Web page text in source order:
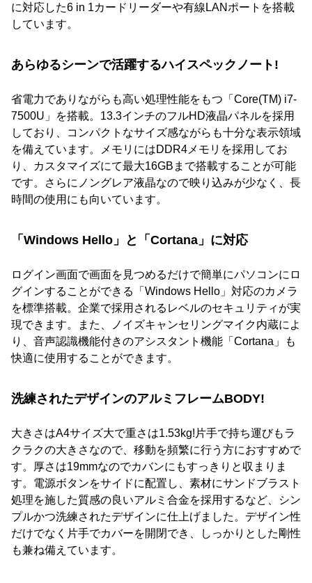
に対応した6 in 1カードリーダーや有線LANポートを搭載
しています。
あらゆるシーンで活躍するハイスペックノート!
省電力でありながらも高い処理性能をもつ「Core(TM) i7-
7500U」を搭載。13.3インチのフルHD液晶パネルを採用
しており、コンパクトなサイズ感ながらも十分な表示領域
を備えています。メモリにはDDR4メモリを採用してお
り、カスタマイズにて最大16GBまで搭載することが可能
です。さらにノングレア液晶なので映り込みが少なく、長
時間の使用にも向いています。
「Windows Hello」と「Cortana」に対応
ログイン画面で画面を見つめるだけで簡単にパソコンにロ
グインすることができる「Windows Hello」対応のカメラ
を標準搭載。企業で採用されるレベルのセキュリティが実
現できます。また、ノイズキャンセリングマイク内蔵によ
り、音声認識機能付きのアシスタント機能「Cortana」も
快適に使用することができます。
洗練されたデザインのアルミフレームBODY!
大きさはA4サイズ大で重さは1.53kg!片手で持ち運びもラ
クラクの大きさなので、移動を頻繁に行う方におすすめで
す。厚さは19mmなのでカバンにもすっきりと収まりま
す。電源ボタンをサイドに配置し、素材にサンドブラスト
処理を施した質感の良いアルミ合金を採用するなど、シン
プルかつ洗練されたデザインに仕上げました。デザイン性
だけでなく片手でカバーを開閉でき、しっかりとした剛性
も兼ね備えています。